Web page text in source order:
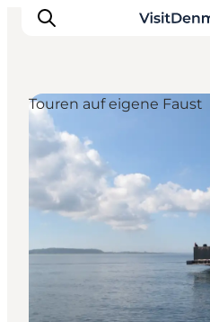
Inspiration
Regionen
Erlebnisse
Unterkünfte
Reiseplanung
Touren auf eigene Faust